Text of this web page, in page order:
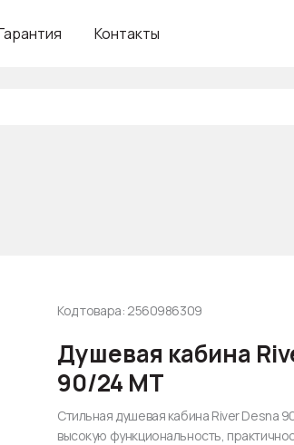
Контакты
Код товара: 2560986309
Душевая кабина
90/24 MT
Стильная душевая кабина River Desna
высокую функциональность,